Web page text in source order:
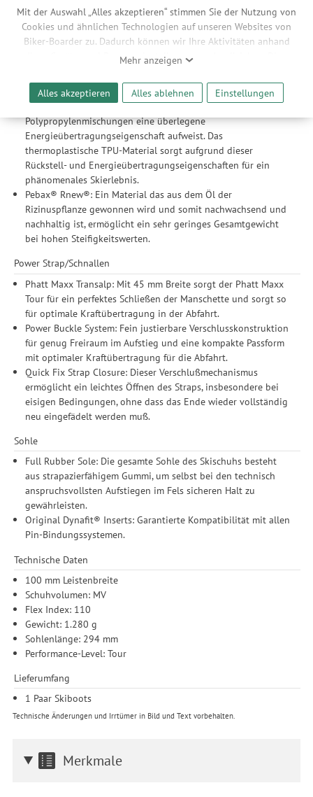
Mit der Auswahl „Alles akzeptieren“ stimmen Sie der Nutzung von
Cookies und ähnlichen Technologien auf unseren Websites von
Biker-Boarder zu. Dadurch können wir Ihre Aktivitäten anhand
Ihrer Geräte- und Browsereinstellungen nachvollziehen. Dies
Werbeanzeigen für Sie bereitzustellen sowie Funktionalitäten
unserer Website sicherzustellen und stetig zu verbessern. Dabei
werden Ihre Daten auch an Drittanbieter und Werbepartner
weitergegeben. Die Verarbeitung erfolgt ausschließlich zum
Zwecke der Einbindung von Streaming-Inhalten und der
Durchführung von statistischer Analyse, Reichweitenmessungen,
Produktempfehlungen und nutzungsbasierter Werbung.
Informationen zu den einzelnen Funktionen, den Drittanbietern
und der Speicherdauer finden Sie unter Einstellungen. Diese
Einwilligung ist freiwillig, für die Nutzung unserer Website nicht
erforderlich und gilt, bis sie widerrufen wird. Sie können Ihre
Einwilligung unter Einstellungen lediglich für bestimmte
Drittanbieter erteilen und jederzeit für die Zukunft widerrufen.
Mehr anzeigen
Alles akzeptieren Alles ablehnen Einstellungen
Double Lock Ski/Walk: Ein gefederter doppelter
Verriegelungsmechanismus stellt sicher, dass Manschette und
Schale fest miteinander verbunden bleiben. Ein zusätzlicher
Haken verhindert eine unabsichtliche Öffnung des Systems.
(TPU) ist der Maßstab und Industriestandard für Top-Race-
Produkte, da es im Vergleich zu Polyamid- oder
Polypropylenmischungen eine überlegene
Energieübertragungseigenschaft aufweist. Das
thermoplastische TPU-Material sorgt aufgrund dieser
Rückstell- und Energieübertragungseigenschaften für ein
phänomenales Skierlebnis.
Pebax® Rnew®: Ein Material das aus dem Öl der
Rizinuspflanze gewonnen wird und somit nachwachsend und
nachhaltig ist, ermöglicht ein sehr geringes Gesamtgewicht
bei hohen Steifigkeitswerten.
Power Strap/Schnallen
Phatt Maxx Transalp: Mit 45 mm Breite sorgt der Phatt Maxx
Tour für ein perfektes Schließen der Manschette und sorgt so
für optimale Kraftübertragung in der Abfahrt.
Power Buckle System: Fein justierbare Verschlusskonstruktion
für genug Freiraum im Aufstieg und eine kompakte Passform
mit optimaler Kraftübertragung für die Abfahrt.
Quick Fix Strap Closure: Dieser Verschlußmechanismus
ermöglicht ein leichtes Öffnen des Straps, insbesondere bei
eisigen Bedingungen, ohne dass das Ende wieder vollständig
neu eingefädelt werden muß.
Sohle
Full Rubber Sole: Die gesamte Sohle des Skischuhs besteht
aus strapazierfähigem Gummi, um selbst bei den technisch
anspruchsvollsten Aufstiegen im Fels sicheren Halt zu
gewährleisten.
Original Dynafit® Inserts: Garantierte Kompatibilität mit allen
Pin-Bindungssystemen.
Technische Daten
100 mm Leistenbreite
Schuhvolumen: MV
Flex Index: 110
Gewicht: 1.280 g
Sohlenlänge: 294 mm
Performance-Level: Tour
Lieferumfang
1 Paar Skiboots
Technische Änderungen und Irrtümer in Bild und Text vorbehalten.
Merkmale